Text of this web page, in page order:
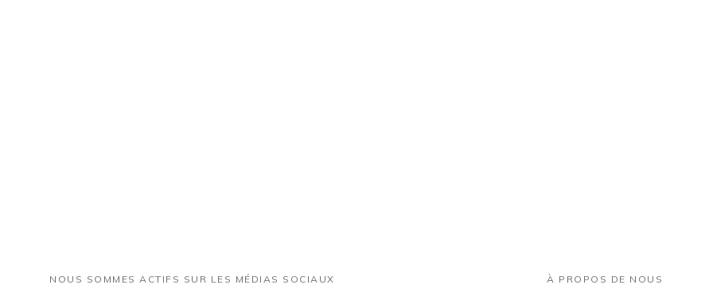
NOUS SOMMES ACTIFS SUR LES MÉDIAS SOCIAUX À PROPOS DE NOUS